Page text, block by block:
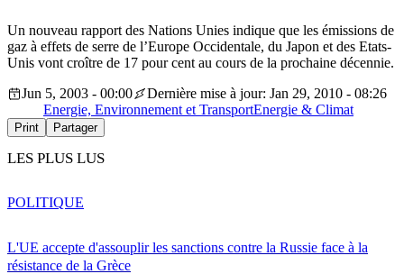
Un nouveau rapport des Nations Unies indique que les émissions de
gaz à effets de serre de l’Europe Occidentale, du Japon et des Etats-
Unis vont croître de 17 pour cent au cours de la prochaine décennie.
Jun 5, 2003 - 00:00
Dernière mise à jour: Jan 29, 2010 - 08:26
Energie, Environnement et TransportEnergie & Climat
Print Partager
LES PLUS LUS
L'UE accepte d'assouplir les sanctions contre la Russie face à la
résistance de la Grèce
POLITIQUE